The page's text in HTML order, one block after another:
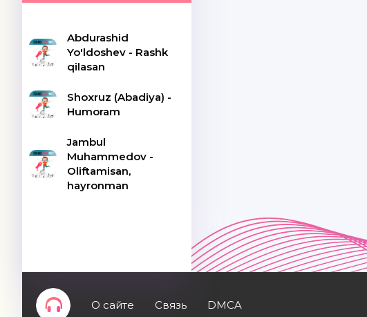
Abdurashid
Yo'ldoshev - Rashk
qilasan
Shoxruz (Abadiya) -
Humoram
Jambul
Muhammedov -
Oliftamisan,
hayronman
О сайте Связь DMCA